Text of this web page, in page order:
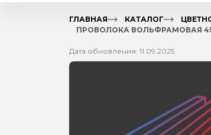
ГЛАВНАЯ КАТАЛОГ
ПРОВОЛОКА ВОЛЬФРАМОВАЯ 45
Дата обновления: 11.09.2025